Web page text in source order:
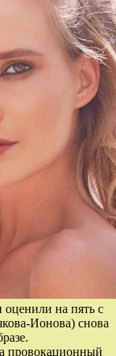
на пять с
Ионова) снова
провокационный